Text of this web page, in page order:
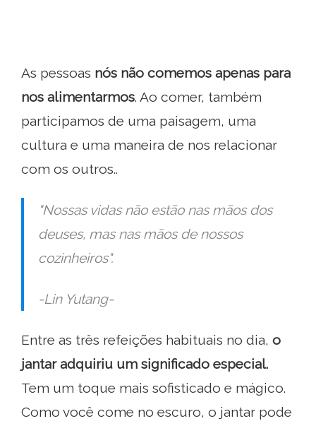
As pessoas nós não comemos apenas para
nos alimentarmos. Ao comer, também
participamos de uma paisagem, uma
cultura e uma maneira de nos relacionar
com os outros..
"Nossas vidas não estão nas mãos dos
deuses, mas nas mãos de nossos
cozinheiros".
-Lin Yutang-
Entre as três refeições habituais no dia, o
jantar adquiriu um significado especial.
Tem um toque mais sofisticado e mágico.
Como você come no escuro, o jantar pode